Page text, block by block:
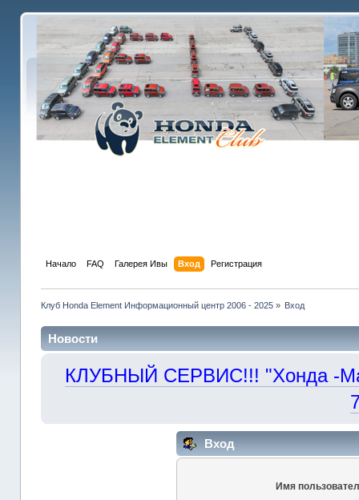
Начало FAQ Галерея Ивы Вход Регистрация
Клуб Honda Element Информационный центр 2006 - 2025» Вход
Новости
КЛУБНЫЙ СЕРВИС!!! "Хонда -
Вход
Имя